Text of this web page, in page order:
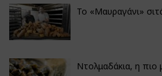
Το «Μαυραγάνι»
Ντολμαδάκια, η πιο